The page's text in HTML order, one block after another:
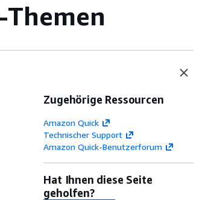
Zugehörige Ressourcen
Amazon Quick
Technischer Support
Amazon Quick-Benutzerforum
Hat Ihnen diese Seite
geholfen?